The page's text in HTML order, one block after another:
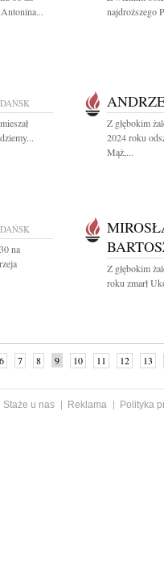
najdroższego
Z głębokim
2024 roku
Mąż,...
na
Z głębokim
roku zmarł
6 7 8 9 10 11 12 13
Staże u nas Reklama
Polityka